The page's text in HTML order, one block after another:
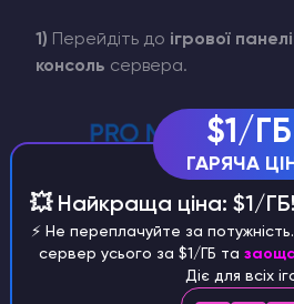
1) Перейдіть до ігрової панелі
консоль сервера.
$1/ГБ
ГАРЯЧА
💥 Найкраща ціна: $1/
⚡️ Не переплачуйте за
сервер усього за $1/ГБ та
Діє для всіх